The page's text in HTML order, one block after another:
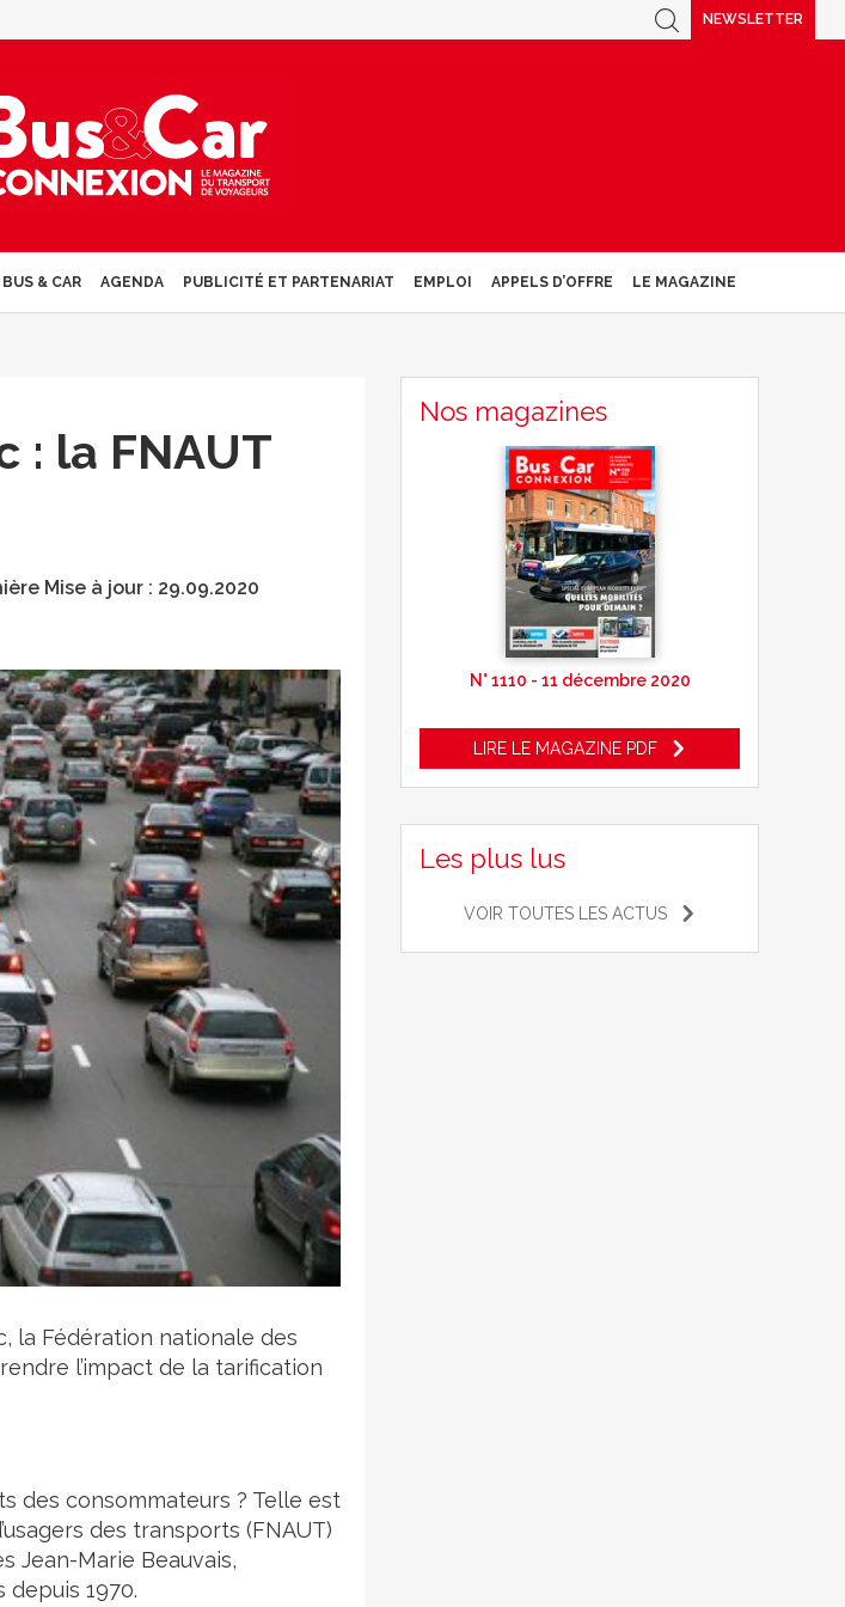
NEWSLETTER
& CAR AGENDA PUBLICITÉ ET PARTENARIAT EMPLOI APPELS D’OFFRE LE MAGAZINE
: la FNAUT
Mise à jour : 29.09.2020
la Fédération nationale des
l’impact de la tarification
des consommateurs ? Telle est
des transports (FNAUT)
Jean-Marie Beauvais,
1970.
Nos magazines
N° 1110 - 11 décembre 2020
LIRE LE MAGAZINE PDF
Les plus lus
VOIR TOUTES LES ACTUS